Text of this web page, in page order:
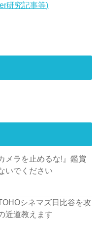
研究記事等)
メラを止めるな!』鑑賞
いでください
シネマズ日比谷を攻
近道教えます